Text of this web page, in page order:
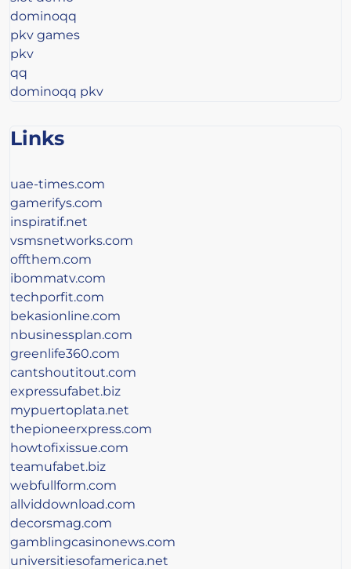
dominoqq
pkv games
pkv
qq
dominoqq pkv
Links
uae-times.com
gamerifys.com
inspiratif.net
vsmsnetworks.com
offthem.com
ibommatv.com
techporfit.com
bekasionline.com
nbusinessplan.com
greenlife360.com
cantshoutitout.com
expressufabet.biz
mypuertoplata.net
thepioneerxpress.com
howtofixissue.com
teamufabet.biz
webfullform.com
allviddownload.com
decorsmag.com
gamblingcasinonews.com
universitiesofamerica.net